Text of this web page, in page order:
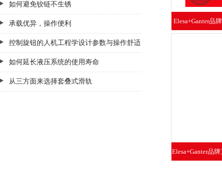
如何避免铰链不生锈
承载优异，操作便利
控制旋钮的人机工程学设计参数与操作舒适
性研究​
如何延长液压系统的使用寿命
从三方面来选择套叠式滑轨
Elesa+Ganter品
Elesa+Ganter品